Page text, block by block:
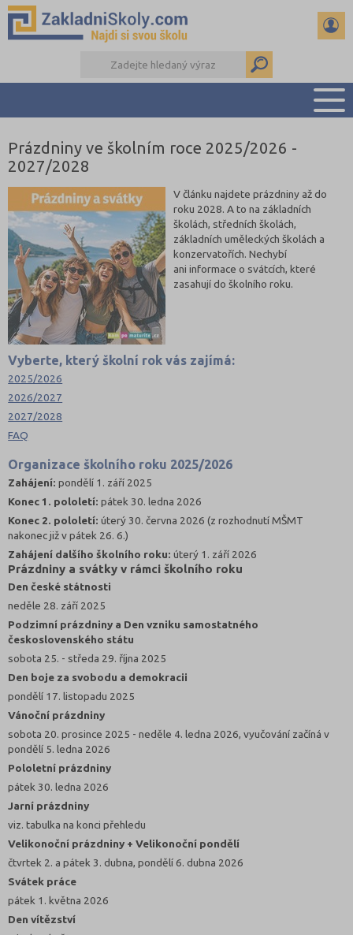
PŘEHLED ŠKOL
RADY A ČLÁNKY
ČTENÁŘSKÝ DENÍK
DALŠÍ DRUHY ŠKOL
Prázdniny ve školním roce 2025/2026 -
2027/2028
V článku najdete prázdniny až do
roku 2028. A to na základních
školách, středních školách,
základních uměleckých školách a
konzervatořích. Nechybí
ani informace o svátcích, které
zasahují do školního roku.
Vyberte, který školní rok vás zajímá:
2025/2026
2026/2027
2027/2028
FAQ
Organizace školního roku 2025/2026
Zahájení:pondělí 1. září 2025
Konec 1. pololetí:pátek 30. ledna 2026
Konec 2. pololetí:úterý 30. června 2026 (z rozhodnutí MŠMT
nakonec již v pátek 26. 6.)
Zahájení dalšího školního roku:úterý 1. září 2026
Prázdniny a svátky v rámci školního roku
Den české státnosti
neděle 28. září 2025
Podzimní prázdniny a Den vzniku samostatného
československého státu
sobota 25. - středa 29. října 2025
Den boje za svobodu a demokracii
pondělí 17. listopadu 2025
Vánoční prázdniny
sobota 20. prosince 2025 - neděle 4. ledna 2026, vyučování začíná v
pondělí 5. ledna 2026
Pololetní prázdniny
pátek 30. ledna 2026
Jarní prázdniny
viz. tabulka na konci přehledu
Velikonoční prázdniny + Velikonoční pondělí
čtvrtek 2. a pátek 3. dubna, pondělí 6. dubna 2026
Svátek práce
pátek 1. května 2026
Den vítězství